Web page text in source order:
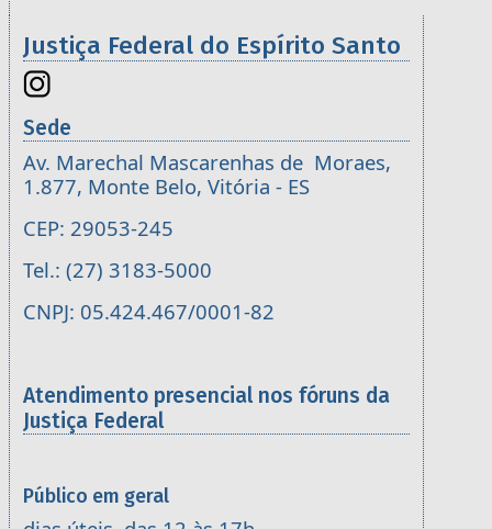
Justiça Federal do Espírito Santo
Sede
Av. Marechal Mascarenhas de Moraes,
1.877, Monte Belo, Vitória - ES
CEP: 29053-245
Tel.: (27) 3183-5000
CNPJ: 05.424.467/0001-82
Atendimento presencial nos fóruns da
Justiça Federal
Público em geral